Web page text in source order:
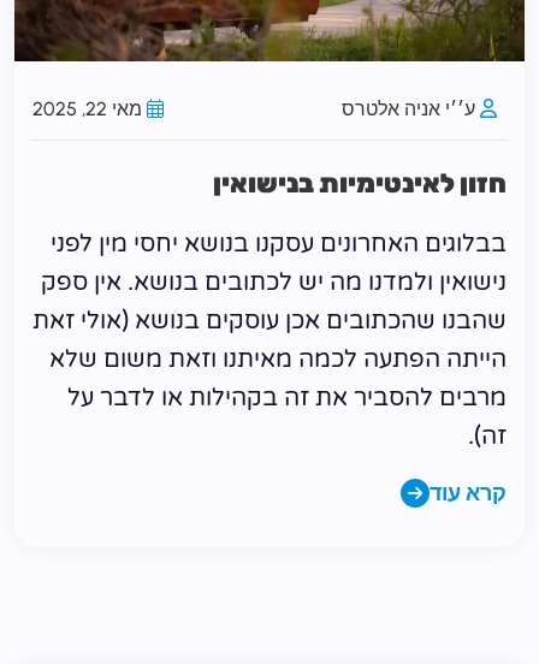
ע׳׳י אניה אלטרס מאי 22, 2025
חזון לאינטימיות בנישואין
בבלוגים האחרונים עסקנו בנושא יחסי מין לפני
נישואין ולמדנו מה יש לכתובים בנושא. אין ספק
שהבנו שהכתובים אכן עוסקים בנושא (אולי זאת
הייתה הפתעה לכמה מאיתנו וזאת משום שלא
מרבים להסביר את זה בקהילות או לדבר על
זה).
קרא עוד